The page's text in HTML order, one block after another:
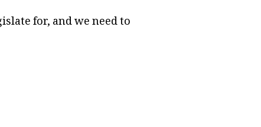
for, and we need to.